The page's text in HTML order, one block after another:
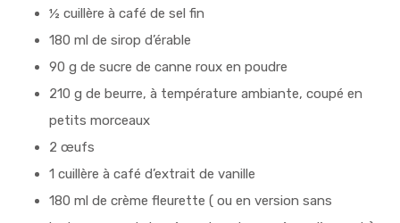
½ cuillère à café de sel fin
180 ml de sirop d’érable
90 g de sucre de canne roux en poudre
210 g de beurre, à température ambiante, coupé en
petits morceaux
2 œufs
1 cuillère à café d’extrait de vanille
180 ml de crème fleurette ( ou en version sans